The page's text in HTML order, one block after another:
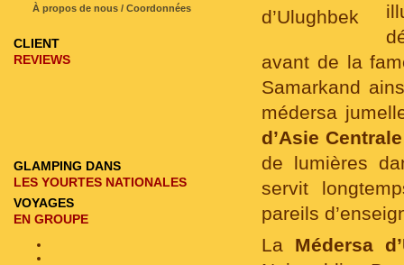
avant de la
Samarkand
médersa
d’Asie Centrale
de lumières
servit
pareils
La Médersa
À propos de nous / Coordonnées
CLIENT
REVIEWS
GLAMPING DANS
LES YOURTES NATIONALES
VOYAGES
EN GROUPE